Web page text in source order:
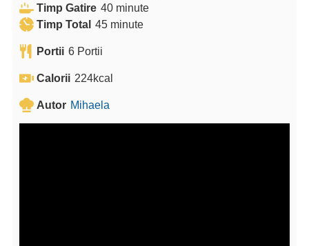
i
n
Timp Gatire 40m
i
minute
Timp Total 45m
u
e
minute
Portii 6 Portii
Calorii 224kcal
Autor Mihaela